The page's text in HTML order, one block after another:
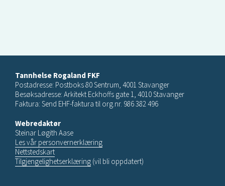
Tannhelse Rogaland FKF
Postadresse: Postboks 80 Sentrum, 4001 Stavanger
Besøksadresse: Arkitekt Eckhoffs gate 1, 4010 Stavanger
Faktura: Send EHF-faktura til org.nr. 986 382 496
Webredaktør
Steinar Løgith Aase
Les vår personvernerklæring
Nettstedskart
Tilgjengelighetserklæring (vil bli oppdatert)